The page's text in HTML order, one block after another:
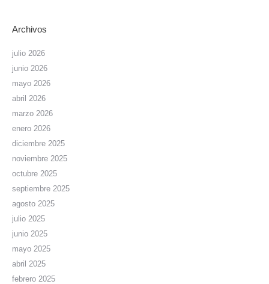
Archivos
julio 2026
junio 2026
mayo 2026
abril 2026
marzo 2026
enero 2026
diciembre 2025
noviembre 2025
octubre 2025
septiembre 2025
agosto 2025
julio 2025
junio 2025
mayo 2025
abril 2025
febrero 2025